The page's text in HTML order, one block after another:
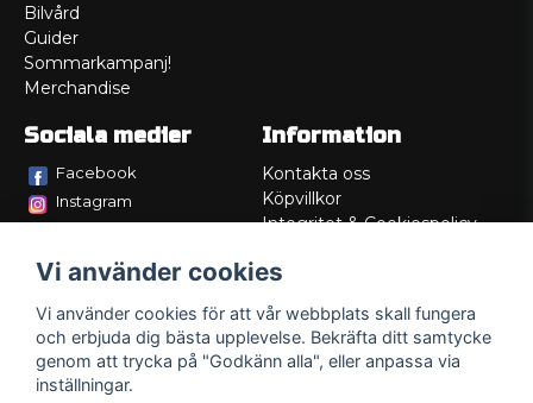
Bilvård
Guider
Sommarkampanj!
Merchandise
Sociala medier
Facebook
Instagram
Information
Kontakta oss
Köpvillkor
Integritet & Cookiespolicy
Service/Garanti
Lådritning
Om oss
Vi använder cookies
Vi använder cookies för att vår webbplats skall fungera
och erbjuda dig bästa upplevelse. Bekräfta ditt samtycke
genom att trycka på "Godkänn alla", eller anpassa via
inställningar.